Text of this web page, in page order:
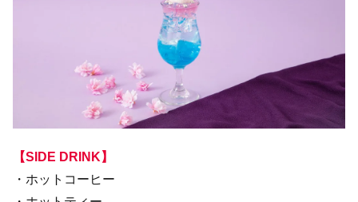
【SIDE DRINK】
・ホットコーヒー